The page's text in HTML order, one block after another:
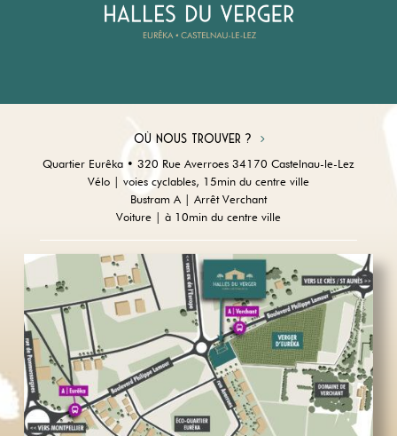
Où nous trouver ?
Quartier Eurêka • 320 Rue Averroes 34170 Castelnau-le-Lez
Vélo | voies cyclables, 15min du centre ville
Bustram A | Arrêt Verchant
Voiture | à 10min du centre ville